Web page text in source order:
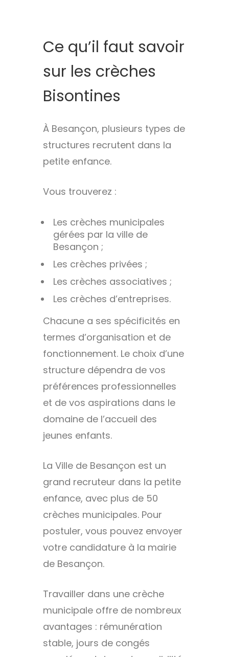
Ce qu’il faut savoir
sur les crèches
Bisontines
À Besançon, plusieurs types de
structures recrutent dans la
petite enfance.
Vous trouverez :
Les crèches municipales
gérées par la ville de
Besançon ;
Les crèches privées ;
Les crèches associatives ;
Les crèches d’entreprises.
Chacune a ses spécificités en
termes d’organisation et de
fonctionnement. Le choix d’une
structure dépendra de vos
préférences professionnelles
et de vos aspirations dans le
domaine de l’accueil des
jeunes enfants.
La Ville de Besançon est un
grand recruteur dans la petite
enfance, avec plus de 50
crèches municipales. Pour
postuler, vous pouvez envoyer
votre candidature à la mairie
de Besançon.
Travailler dans une crèche
municipale offre de nombreux
avantages : rémunération
stable, jours de congés